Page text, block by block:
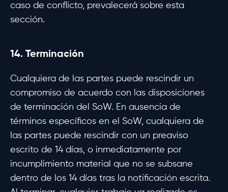
caso de conflicto, prevalecerá sobre esta
sección.
14. Terminación
Cualquiera de las partes puede rescindir un
compromiso de acuerdo con las disposiciones
de terminación del SoW. En ausencia de
términos específicos en el SoW, cualquiera de
las partes puede rescindir con un preaviso
escrito de 14 días, o inmediatamente por
incumplimiento material que no se subsane
dentro de los 14 días tras la notificación escrita.